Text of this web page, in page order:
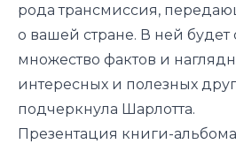
рода трансмиссия,
о вашей стране. В ней будет
множество фактов и
интересных и полезных
подчеркнула Шарлотта.
Презентация книги-